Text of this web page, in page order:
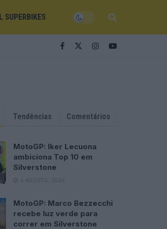
SUPERBIKES
Tendências Comentários
MotoGP: Iker Lecuona
ambiciona Top 10 em
Silverstone
6 AGOSTO, 2026
MotoGP: Marco Bezzecchi
recebe luz verde para
correr em Silverstone